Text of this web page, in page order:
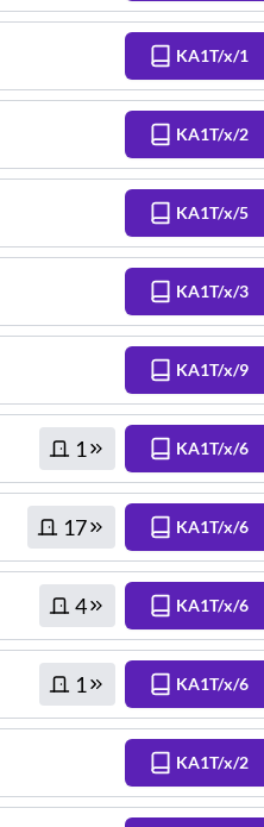
KA1T/x/1
KA1T/x/2
KA1T/x/5
KA1T/x/3
KA1T/x/9
1 KA1T/x/6
17 KA1T/x/6
4 KA1T/x/6
1 KA1T/x/6
KA1T/x/2